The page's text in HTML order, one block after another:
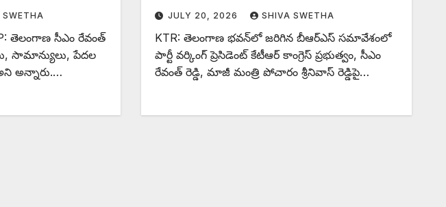
SWETHA
తెలంగాణ సీఎం రేవంత్
సామాన్యులు, పేదల
అన్నారు.…
JULY 20, 2026 SHIVA SWETHA
KTR: తెలంగాణ భవన్‌లో జరిగిన బీఆర్ఎస్ సమావేశంలో
పార్టీ వర్కింగ్ ప్రెసిడెంట్ కేటీఆర్ కాంగ్రెస్ ప్రభుత్వం, సీఎం
రేవంత్ రెడ్డి, మాజీ మంత్రి పోచారం శ్రీనివాస్ రెడ్డిపై…